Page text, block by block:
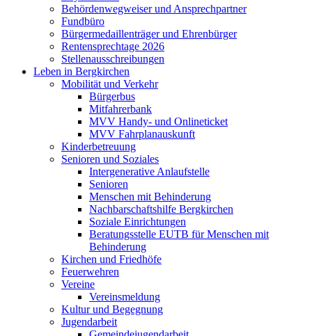
Behördenwegweiser und Ansprechpartner
Fundbüro
Bürgermedaillenträger und Ehrenbürger
Rentensprechtage 2026
Stellenausschreibungen
Leben in Bergkirchen
Mobilität und Verkehr
Bürgerbus
Mitfahrerbank
MVV Handy- und Onlineticket
MVV Fahrplanauskunft
Kinderbetreuung
Senioren und Soziales
Intergenerative Anlaufstelle
Senioren
Menschen mit Behinderung
Nachbarschaftshilfe Bergkirchen
Soziale Einrichtungen
Beratungsstelle EUTB für Menschen mit
Behinderung
Kirchen und Friedhöfe
Feuerwehren
Vereine
Vereinsmeldung
Kultur und Begegnung
Jugendarbeit